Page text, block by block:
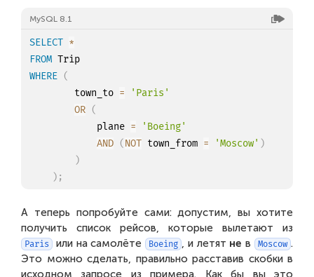
MySQL 8.1
SELECT *
FROM
WHERE (
		town_to
=
'Paris'
OR (
			plane
=
'Boeing'
AND (NOT town_from = 'Moscow' )
)
) ;
А теперь попробуйте сами: допустим, вы хотите
получить список рейсов, которые вылетают из
Paris или на самолёте Boeing , и летят не в Moscow .
Это можно сделать, правильно расставив скобки в
исходном запросе из примера. Как бы вы это